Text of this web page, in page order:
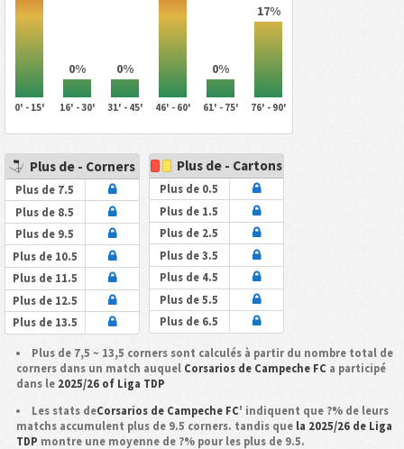
0% 0% 0%
17%
0' - 15' 16' - 30' 31' - 45' 46' - 60' 61' - 75' 76' - 90'
Plus de - Corners
Plus de 7.5
Plus de 8.5
Plus de 9.5
Plus de 10.5
Plus de 11.5
Plus de 12.5
Plus de 13.5
Plus de - Cartons
Plus de 0.5
Plus de 1.5
Plus de 2.5
Plus de 3.5
Plus de 4.5
Plus de 5.5
Plus de 6.5
Plus de 7,5 ~ 13,5 corners sont calculés à partir du nombre total de
corners dans un match auquel Corsarios de Campeche FCa participé
dans le 2025/26 of Liga TDP
Les stats deCorsarios de Campeche FC' indiquent que ?% de leurs
matchs accumulent plus de 9.5 corners. tandis que la 2025/26 de Liga
TDP montre une moyenne de ?% pour les plus de 9.5.